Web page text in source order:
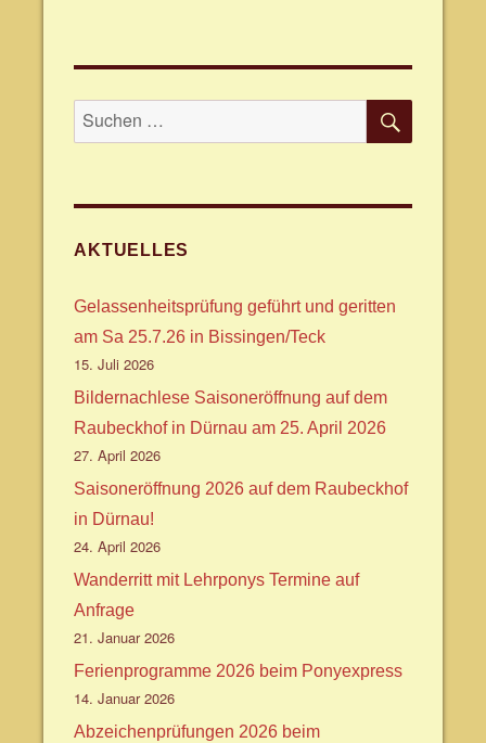
Suche
nach:
AKTUELLES
Gelassenheitsprüfung geführt und geritten
am Sa 25.7.26 in Bissingen/Teck
15. Juli 2026
Bildernachlese Saisoneröffnung auf dem
Raubeckhof in Dürnau am 25. April 2026
27. April 2026
Saisoneröffnung 2026 auf dem Raubeckhof
in Dürnau!
24. April 2026
Wanderritt mit Lehrponys Termine auf
Anfrage
21. Januar 2026
Ferienprogramme 2026 beim Ponyexpress
14. Januar 2026
Abzeichenprüfungen 2026 beim